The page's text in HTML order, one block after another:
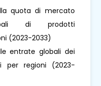
quota di mercato
di prodotti
(2023-2033)
entrate globali dei
per regioni (2023-